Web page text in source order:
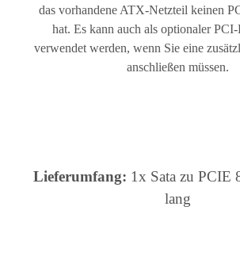
das vorhandene ATX-Netzteil keinen
hat. Es kann auch als optionaler
verwendet werden, wenn Sie eine
anschließen müssen.
Lieferumfang: 1x Sata zu PCIE
lang